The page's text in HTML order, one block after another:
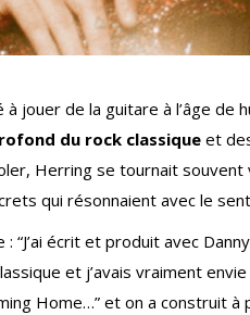
à jouer de la guitare à l’âge de
du rock classiqueet
Herring se tournait
qui résonnaient avec le
“J’ai écrit et produit avec
et j’avais vraiment
Home…” et on a construit à